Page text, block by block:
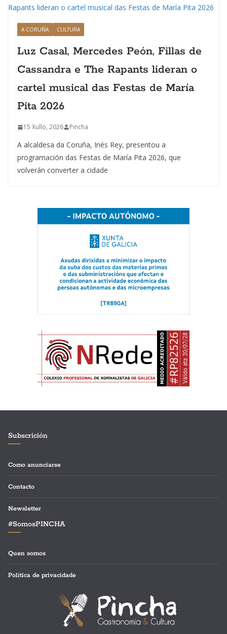
A CORUÑA CULTURA
Luz Casal, Mercedes Peón, Fillas de
Cassandra e The Rapants lideran o
cartel musical das Festas de María
Pita 2026
15 Xullo, 2026 Pincha
A alcaldesa da Coruña, Inés Rey, presentou a
programación das Festas de María Pita 2026, que
volverán converter a cidade
Subscrición
Como anunciarse
Contacto
Newsletter
#SomosPINCHA
Quen somos
Política de privacidade